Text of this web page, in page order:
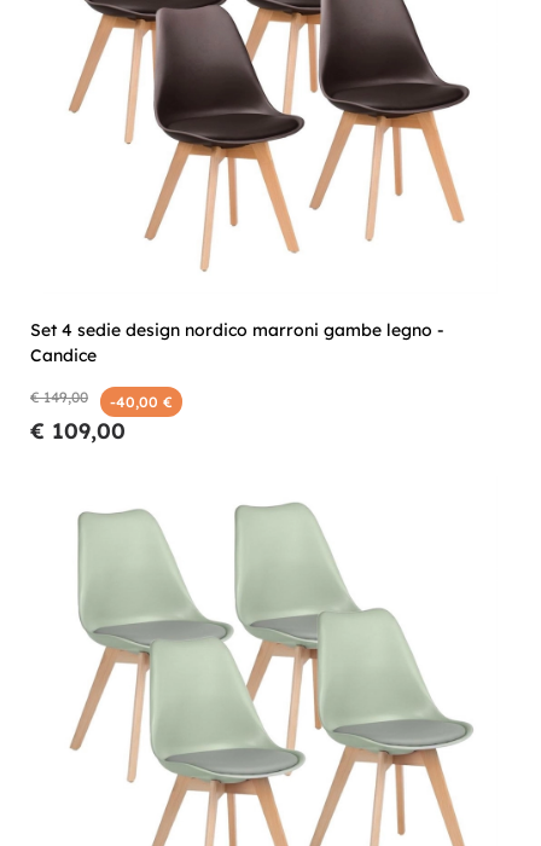
Set 4 sedie design nordico marroni gambe legno -
Candice
€ 149,00 -40,00 €
€ 109,00